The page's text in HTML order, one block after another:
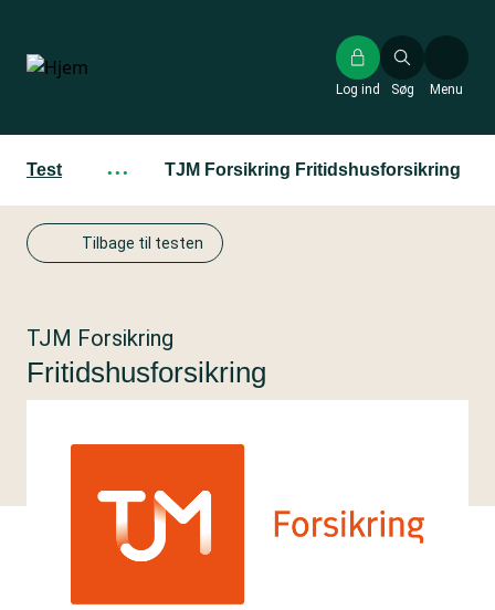
hovedindhold
Søg
Log ind Menu
Test ··· TJM Forsikring Fritidshusforsikring
Tilbage til testen
TJM Forsikring
Fritidshusforsikring